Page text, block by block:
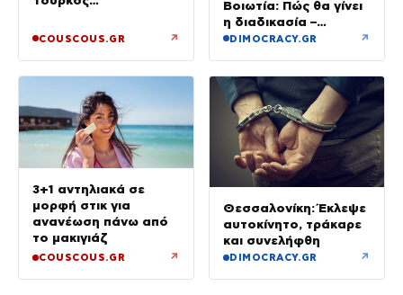
κάμερα
COUSCOUS.GR ↗
Βοιωτία: Πώς θα γίνει
η διαδικασία –
Ξεκινούν τη Δευτέρα
DIMOCRACY.GR ↗
3+1 αντηλιακά σε
μορφή στικ για
ανανέωση πάνω από
το μακιγιάζ
COUSCOUS.GR ↗
Θεσσαλονίκη: Έκλεψε
αυτοκίνητο, τράκαρε
και συνελήφθη
DIMOCRACY.GR ↗